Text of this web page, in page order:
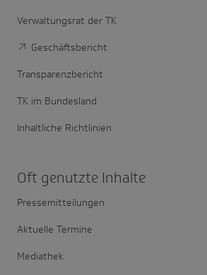
Verwaltungsrat der TK
Geschäftsbericht
Transparenzbericht
TK im Bundesland
Inhaltliche Richtlinien
Oft genutzte Inhalte
Pressemitteilungen
Aktuelle Termine
Mediathek